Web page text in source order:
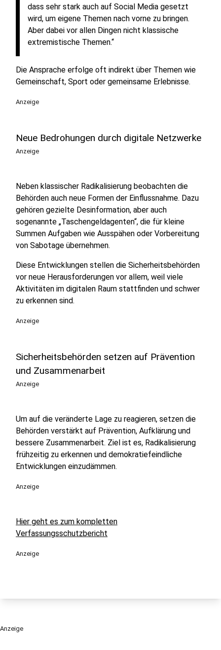
dass sehr stark auch auf Social Media gesetzt
wird, um eigene Themen nach vorne zu bringen.
Aber dabei vor allen Dingen nicht klassische
extremistische Themen.“
Die Ansprache erfolge oft indirekt über Themen wie
Gemeinschaft, Sport oder gemeinsame Erlebnisse.
Anzeige
Neue Bedrohungen durch digitale Netzwerke
Anzeige
Neben klassischer Radikalisierung beobachten die
Behörden auch neue Formen der Einflussnahme. Dazu
gehören gezielte Desinformation, aber auch
sogenannte „Taschengeldagenten“, die für kleine
Summen Aufgaben wie Ausspähen oder Vorbereitung
von Sabotage übernehmen.
Diese Entwicklungen stellen die Sicherheitsbehörden
vor neue Herausforderungen vor allem, weil viele
Aktivitäten im digitalen Raum stattfinden und schwer
zu erkennen sind.
Anzeige
Sicherheitsbehörden setzen auf Prävention
und Zusammenarbeit
Anzeige
Um auf die veränderte Lage zu reagieren, setzen die
Behörden verstärkt auf Prävention, Aufklärung und
bessere Zusammenarbeit. Ziel ist es, Radikalisierung
frühzeitig zu erkennen und demokratiefeindliche
Entwicklungen einzudämmen.
Anzeige
Hier geht es zum kompletten
Verfassungsschutzbericht
Anzeige
Anzeige